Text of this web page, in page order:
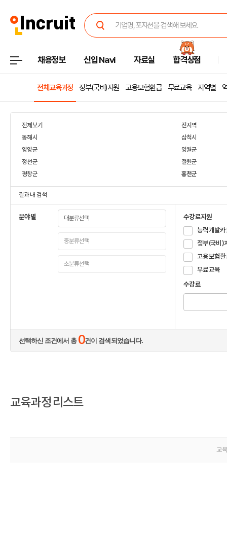
채용정보 신입 Navi 자료실 합격상점
전체교육과정 정부(국비)지원 고용보험환급 무료교육 지역별
전체보기
전지역
동해시
삼척시
양양군
영월군
정선군
철원군
평창군
홍천군
결과 내 검색
분야별
수강료지원
능력개발
정부(국비)
고용보험
무료교육
수강료
선택하신 조건에서 총 0건이 검색되었습니다.
교육과정 리스트
교